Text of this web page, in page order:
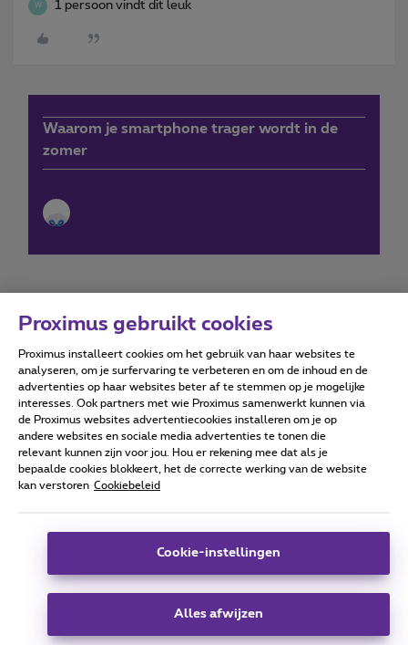
W 1 persoon vindt dit leuk
Waarom je smartphone trager wordt in de
zomer
Forumvoorwaarden Accessibility statement
Alle rechten voorbehouden. © Proximus
Algemene voorwaarden, consumenteninfo
Deze website is gecreëerd en wordt beheerd conform het
Koning Albert II-laan 27 - B-1030 Brussel.
Proximus gebruikt cookies
Proximus installeert cookies om het gebruik van haar websites te
analyseren, om je surfervaring te verbeteren en om de inhoud en de
advertenties op haar websites beter af te stemmen op je mogelijke
interesses. Ook partners met wie Proximus samenwerkt kunnen via
de Proximus websites advertentiecookies installeren om je op
andere websites en sociale media advertenties te tonen die
relevant kunnen zijn voor jou. Hou er rekening mee dat als je
bepaalde cookies blokkeert, het de correcte werking van de website
kan verstoren Cookiebeleid
Cookie-instellingen
Alles afwijzen